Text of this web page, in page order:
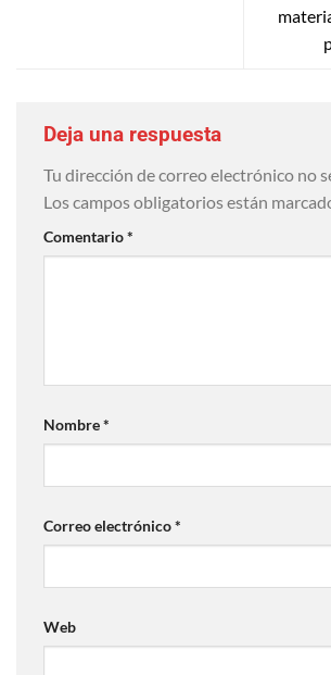
Deja una respuesta
Tu dirección de correo electrónico no
Los campos obligatorios están
Comentario*
Nombre*
Correo electrónico*
Web